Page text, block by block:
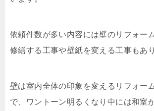
依頼件数が多い内容には壁のリフォー
修繕する工事や壁紙を変える工事もあ
壁は室内全体の印象を変えるリフォー
で、ワントーン明るくなり中には和室